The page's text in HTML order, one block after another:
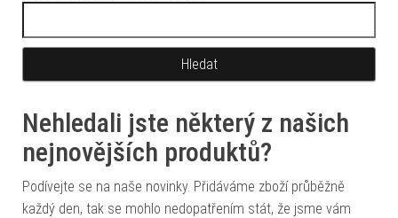
Nehledali jste některý z našich
nejnovějších produktů?
Podívejte se na naše novinky. Přidáváme zboží průběžně
každý den, tak se mohlo nedopatřením stát, že jsme vám